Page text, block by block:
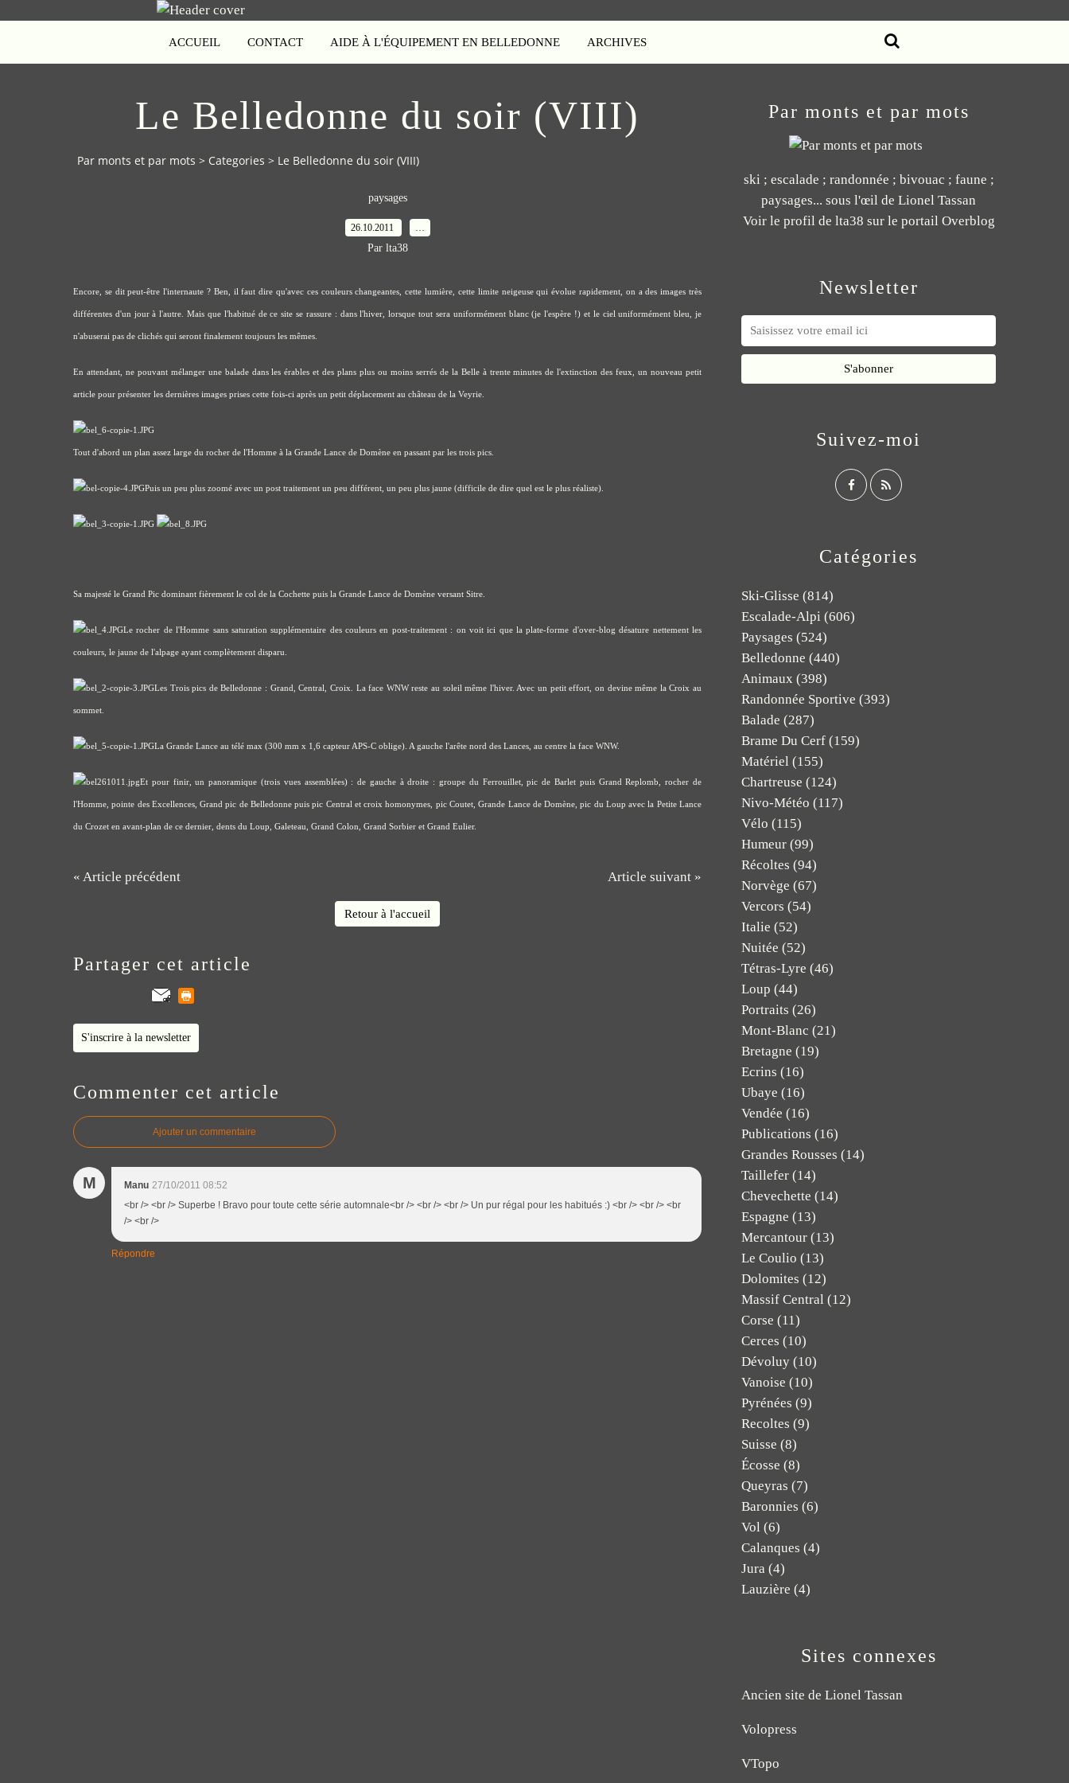
ACCUEIL CONTACT AIDE À L'ÉQUIPEMENT EN BELLEDONNE ARCHIVES
Le Belledonne du soir (VIII)
Par monts et par mots > Categories > Le Belledonne du soir (VIII)
paysages
26.10.2011
Par lta38
Encore, se dit peut-être l'internaute ? Ben, il faut dire qu'avec ces couleurs changeantes, cette lumière, cette limite neigeuse qui évolue rapidement, on a des images très
différentes d'un jour à l'autre. Mais que l'habitué de ce site se rassure : dans l'hiver, lorsque tout sera uniformément blanc (je l'espère !) et le ciel uniformément bleu, je
n'abuserai pas de clichés qui seront finalement toujours les mêmes.
En attendant, ne pouvant mélanger une balade dans les érables et des plans plus ou moins serrés de la Belle à trente minutes de l'extinction des feux, un nouveau petit
article pour présenter les dernières images prises cette fois-ci après un petit déplacement au château de la Veyrie.
Tout d'abord un plan assez large du rocher de l'Homme à la Grande Lance de Domène en passant par les trois pics.
Puis un peu plus zoomé avec un post traitement un peu différent, un peu plus jaune (difficile de dire quel est le plus réaliste).
Sa majesté le Grand Pic dominant fièrement le col de la Cochette puis la Grande Lance de Domène versant Sitre.
Le rocher de l'Homme sans saturation supplémentaire des couleurs en post-traitement : on voit ici que la plate-forme d'over-blog désature nettement les
couleurs, le jaune de l'alpage ayant complètement disparu.
Les Trois pics de Belledonne : Grand, Central, Croix. La face WNW reste au soleil même l'hiver. Avec un petit effort, on devine même la Croix au
sommet.
La Grande Lance au télé max (300 mm x 1,6 capteur APS-C oblige). A gauche l'arête nord des Lances, au centre la face WNW.
Et pour finir, un panoramique (trois vues assemblées) : de gauche à droite : groupe du Ferrouillet, pic de Barlet puis Grand Replomb, rocher de
l'Homme, pointe des Excellences, Grand pic de Belledonne puis pic Central et croix homonymes, pic Coutet, Grande Lance de Domène, pic du Loup avec la Petite Lance
du Crozet en avant-plan de ce dernier, dents du Loup, Galeteau, Grand Colon, Grand Sorbier et Grand Eulier.
« Article précédent Article suivant »
Retour à l'accueil
Partager cet article
S'inscrire à la newsletter
Commenter cet article
Ajouter un commentaire
M Manu 27/10/2011 08:52
<br /> <br /> Superbe ! Bravo pour toute cette série automnale<br /> <br /> <br /> Un pur régal pour les habitués :) <br /> <br /> <br
/> <br />
Répondre
Newsletter
Catégories
Ski-Glisse (814)
Escalade-Alpi (606)
Paysages (524)
Belledonne (440)
Animaux (398)
Randonnée Sportive (393)
Balade (287)
Brame Du Cerf (159)
Matériel (155)
Chartreuse (124)
Nivo-Météo (117)
Vélo (115)
Humeur (99)
Récoltes (94)
Norvège (67)
Vercors (54)
Italie (52)
Nuitée (52)
Tétras-Lyre (46)
Loup (44)
Portraits (26)
Mont-Blanc (21)
Bretagne (19)
Ecrins (16)
Ubaye (16)
Vendée (16)
Publications (16)
Grandes Rousses (14)
Taillefer (14)
Chevechette (14)
Espagne (13)
Mercantour (13)
Le Coulio (13)
Dolomites (12)
Massif Central (12)
Corse (11)
Cerces (10)
Dévoluy (10)
Vanoise (10)
Pyrénées (9)
Recoltes (9)
Suisse (8)
Écosse (8)
Queyras (7)
Baronnies (6)
Vol (6)
Calanques (4)
Jura (4)
Lauzière (4)
Par monts et par mots
ski ; escalade ; randonnée ; bivouac ; faune ;
paysages... sous l'œil de Lionel Tassan
Voir le profil de lta38 sur le portail Overblog
Suivez-moi
Sites connexes
Ancien site de Lionel Tassan
Volopress
VTopo